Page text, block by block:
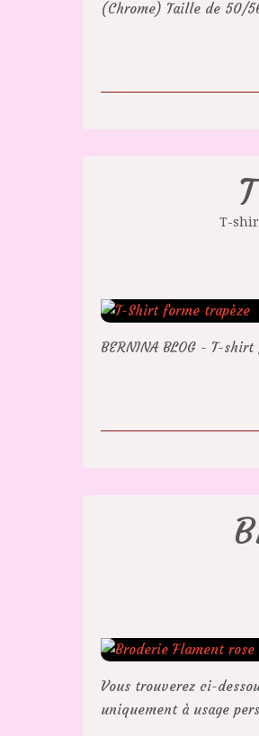
(Chrome) Taille de 50/
T-
BERNINA BLOG - T-
Vous trouverez ci-
uniquement à usage